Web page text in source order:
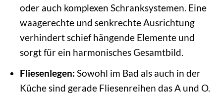
oder auch komplexen Schranksystemen. Eine
waagerechte und senkrechte Ausrichtung
verhindert schief hängende Elemente und
sorgt für ein harmonisches Gesamtbild.
Fliesenlegen: Sowohl im Bad als auch in der
Küche sind gerade Fliesenreihen das A und O.